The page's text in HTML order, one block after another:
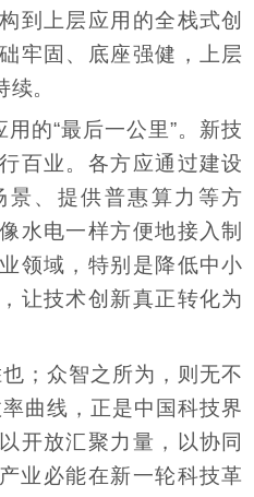
到上层应用的全栈式创
牢固、底座强健，上层
。
的“最后一公里”。新技
百业。各方应通过建设
景、提供普惠算力等方
水电一样方便地接入制
领域，特别是降低中小
让技术创新真正转化为
；众智之所为，则无不
曲线，正是中国科技界
开放汇聚力量，以协同
业必能在新一轮科技革